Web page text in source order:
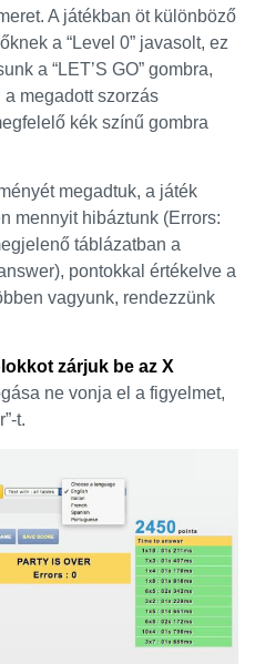
A játékban öt különböző
a “Level 0” javasolt, ez
a “LET’S GO” gombra,
megadott szorzás
kék színű gombra
megadtuk, a játék
mennyit hibáztunk (Errors:
táblázatban a
pontokkal értékelve a
vagyunk, rendezzünk
zárjuk be az X
ne vonja el a figyelmet,
t.